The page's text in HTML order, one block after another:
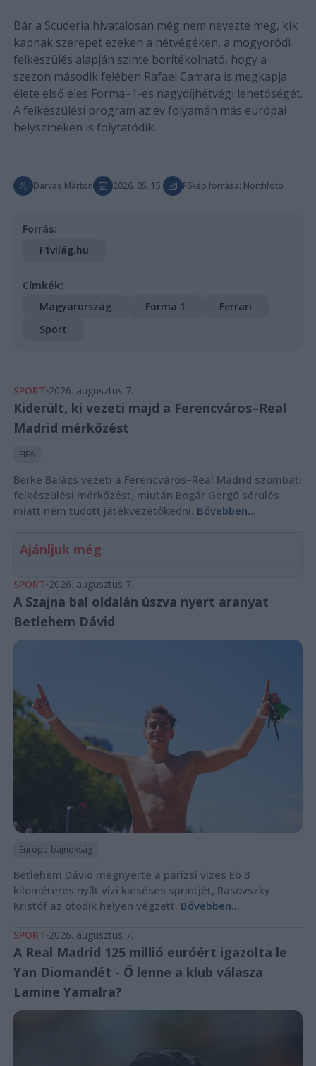
Bár a Scuderia hivatalosan még nem nevezte meg, kik
kapnak szerepet ezeken a hétvégéken, a mogyoródi
felkészülés alapján szinte borítékolható, hogy a
szezon második felében Rafael Camara is megkapja
élete első éles Forma–1-es nagydíjhétvégi lehetőségét.
A felkészülési program az év folyamán más európai
helyszíneken is folytatódik.
Darvas Márton 2026. 05. 15. Főkép forrása: Northfoto
Forrás:
F1világ.hu
Címkék:
Magyarország
Forma 1
Ferrari
Sport
SPORT 2026. augusztus 7.
Kiderült, ki vezeti majd a Ferencváros–Real
Madrid mérkőzést
FIFA
Berke Balázs vezeti a Ferencváros–Real Madrid szombati
felkészülési mérkőzést, miután Bogár Gergő sérülés
miatt nem tudott játékvezetőkedni. Bővebben...
Ajánljuk még
SPORT 2026. augusztus 7.
A Szajna bal oldalán úszva nyert aranyat
Betlehem Dávid
Európa-bajnokság
Betlehem Dávid megnyerte a párizsi vizes Eb 3
kilométeres nyílt vízi kieséses sprintjét, Rasovszky
Kristóf az ötödik helyen végzett. Bővebben...
SPORT 2026. augusztus 7.
A Real Madrid 125 millió euróért igazolta le
Yan Diomandét - Ő lenne a klub válasza
Lamine Yamalra?